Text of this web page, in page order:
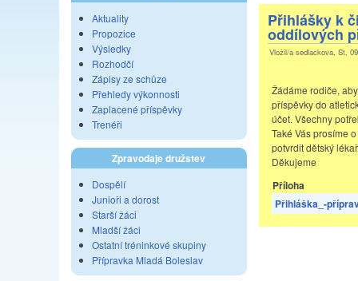
Aktuality
Propozice
Výsledky
Rozhodčí
Zápisy ze schůze
Přehledy výkonnosti
Zaplacené příspěvky
Trenéři
Zpravodaje družstev
Dospělí
Junioři a dorost
Starší žáci
Mladší žáci
Ostatní tréninkové skupiny
Přípravka Mladá Boleslav
Přihlášky k
oddílových
Vložil/a sedlackova, St,
Žádáme rodiče,
příspěvky do
účet. Všechny
Také Vás prosíme
potvrdit dětský
Děkujeme
Příloha
Přihláška_-